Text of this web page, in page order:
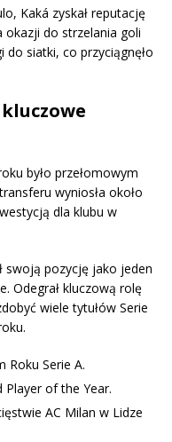
Kaká zyskał reputację
do strzelania goli
siatki, co przyciągnęło
było przełomowym
wyniosła około
dla klubu w
swoją pozycję jako jeden
Odegrał kluczową rolę
wiele tytułów Serie
Roku Serie A.
Player of the Year.
AC Milan w Lidze